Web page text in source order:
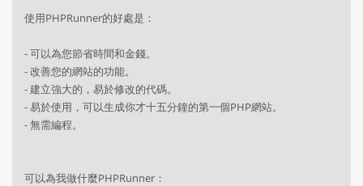
使用PHPRunner的好處是：
- 可以為您節省時間和金錢。
- 改善您的網站的功能。
- 建立強大的，易於修改的代碼。
- 易於使用，可以生成你才十五分鐘的第一個PHP網站。
- 無需編程。
可以為我做什麼PHPRunner：